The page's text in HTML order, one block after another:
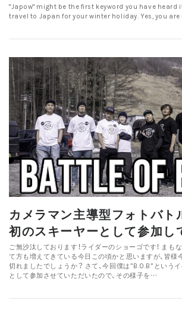
"Japow" might be the first keyword you have heard
travel to Japan for your winter holiday. Yes, you
カメラマン主導型フォトバト
初のスキーヤーとして参加し
ご無沙汰しております！ライダーのショーゴです！ まも
て方も増えてきている今日この頃かと思いますが、皆様
切れましたでしょうか？ さて、今回僕は”B.O.B”という
として参加させていただいたので、その様子を…